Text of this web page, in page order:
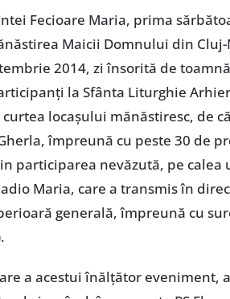
Fecioare Maria, prima
Maicii Domnului din Cluj-
2014, zi însorită de
la Sfânta Liturghie
locaşului mănăstiresc, de
împreună cu peste 30 de
participarea nevăzută, pe
Maria, care a transmis în
generală, împreună cu
a acestui înălţător eveniment,